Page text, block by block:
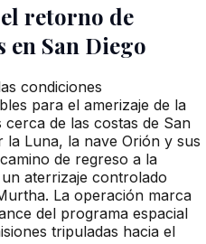
retorno de
San Diego
condiciones
para el amerizaje de la
de las costas de San
la Luna, la nave Orión y sus
de regreso a la
aterrizaje controlado
La operación marca
del programa espacial
tripuladas hacia el